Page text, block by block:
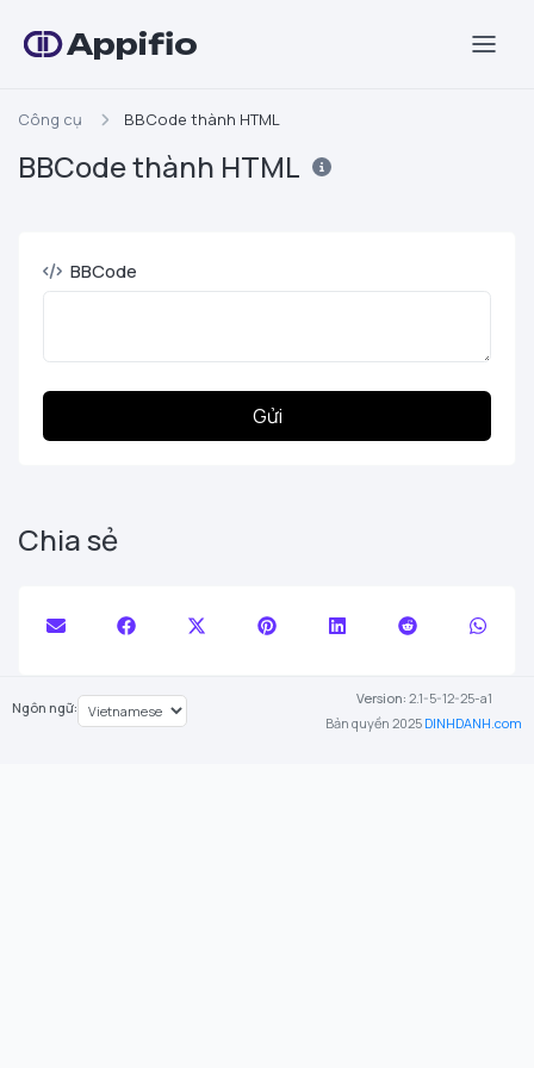
Appifio
Công cụ BBCode thành HTML
BBCode thành HTML
BBCode
Gửi
Chia sẻ
Ngôn ngữ: Version: 2.1-5-12-25-a1
Bản quyền 2025 DINHDANH.com